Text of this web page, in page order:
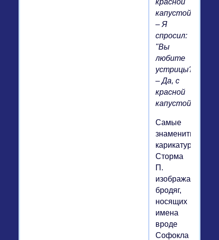
красной
капустой.
– Я
спросил:
"Вы
любите
устрицы?"
– Да, с
красной
капустой.
Самые
знаменитые
карикатуры
Сторма
П.
изображают
бродяг,
носящих
имена
вроде
Софокла